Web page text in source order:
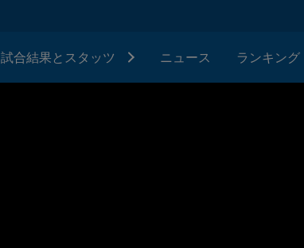
試合結果とスタッツ ニュース ランキング